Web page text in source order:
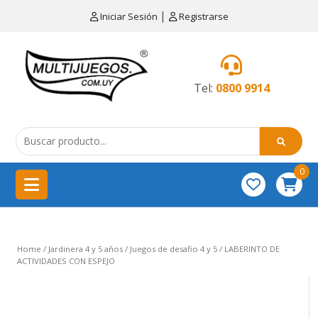
Iniciar Sesión | Registrarse
Tel: 0800 9914
MENÚ
de
cocina
China
importación
Educativos
0
Home / Jardinera 4 y 5 años / Juegos de desafio 4 y 5 / LABERINTO DE
ACTIVIDADES CON ESPEJO